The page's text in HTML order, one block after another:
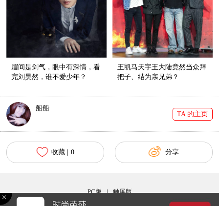
眉间是剑气，眼中有深情，看
完刘昊然，谁不爱少年？
王凯马天宇王大陆竟然当众拜
把子、结为亲兄弟？
船船
TA 的主页
收藏 | 0 分享
PC版 | 触屏版